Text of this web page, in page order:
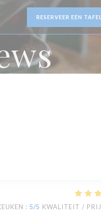
RESERVEER EEN TAFEL
: 5/5 KWALITEIT /